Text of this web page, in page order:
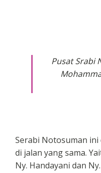
Pusat Srabi
Serabi Notosuman
di jalan yang sama.
Ny. Handayani dan